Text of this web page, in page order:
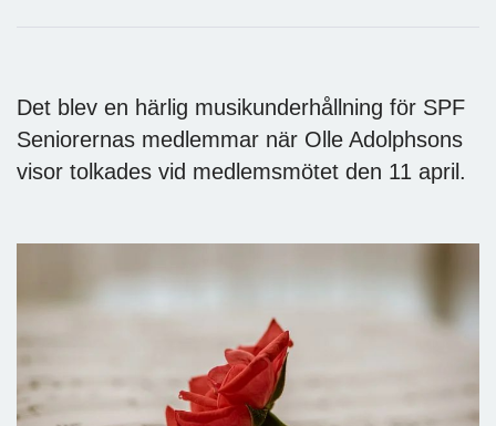
Det blev en härlig musikunderhållning för SPF
Seniorernas medlemmar när Olle Adolphsons
visor tolkades vid medlemsmötet den 11 april.